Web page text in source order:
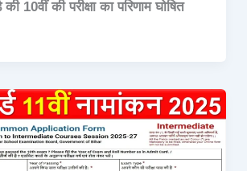
10वीं की परीक्षा का परिणाम घोषित